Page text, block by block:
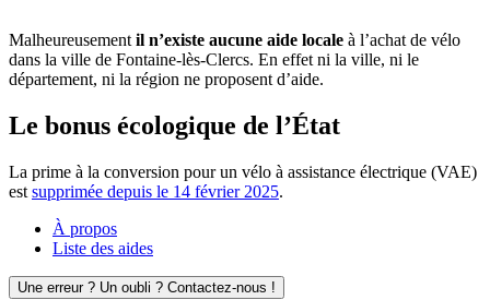
Malheureusement il n’existe aucune aide locale à l’achat de vélo
dans la ville de Fontaine-lès-Clercs. En effet ni la ville, ni le
département, ni la région ne proposent d’aide.
Le bonus écologique de l’État
La prime à la conversion pour un vélo à assistance électrique (VAE)
est supprimée depuis le 14 février 2025.
À propos
Liste des aides
Une erreur ? Un oubli ? Contactez-nous !